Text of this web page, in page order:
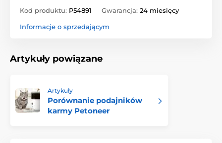
Kod produktu: P54891 Gwarancja: 24 miesięcy
Informacje o sprzedającym
Artykuły powiązane
Artykuły
Porównanie podajników
karmy Petoneer